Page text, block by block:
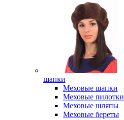
шапки
Меховые шапки
Меховые пилотки
Меховые шляпы
Меховые береты